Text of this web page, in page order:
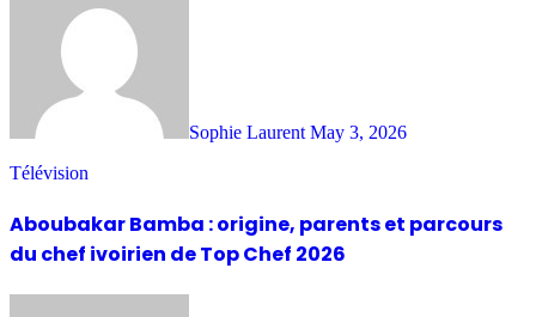
Sophie Laurent May 3, 2026
Télévision
Aboubakar Bamba : origine, parents et parcours
du chef ivoirien de Top Chef 2026